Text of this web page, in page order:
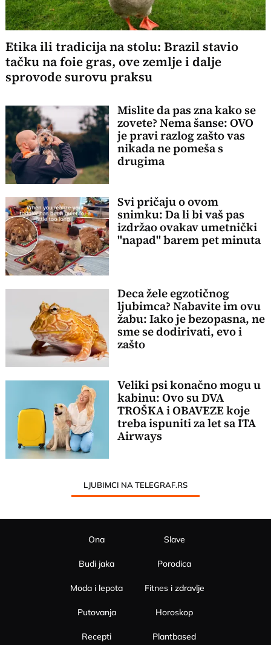
Etika ili tradicija na stolu: Brazil stavio
tačku na foie gras, ove zemlje i dalje
sprovode surovu praksu
Mislite da pas zna kako se
zovete? Nema šanse: OVO
je pravi razlog zašto vas
nikada ne pomeša s
drugima
Svi pričaju o ovom
snimku: Da li bi vaš pas
izdržao ovakav umetnički
"napad" barem pet minuta
Deca žele egzotičnog
ljubimca? Nabavite im ovu
žabu: Iako je bezopasna, ne
sme se dodirivati, evo i
zašto
Veliki psi konačno mogu u
kabinu: Ovo su DVA
TROŠKA i OBAVEZE koje
treba ispuniti za let sa ITA
Airways
LJUBIMCI NA TELEGRAF.RS
Ona
Budi jaka
Moda i lepota
Slave
Porodica
Fitnes i zdravlje
Putovanja
Recepti
Horoskop
Plantbased